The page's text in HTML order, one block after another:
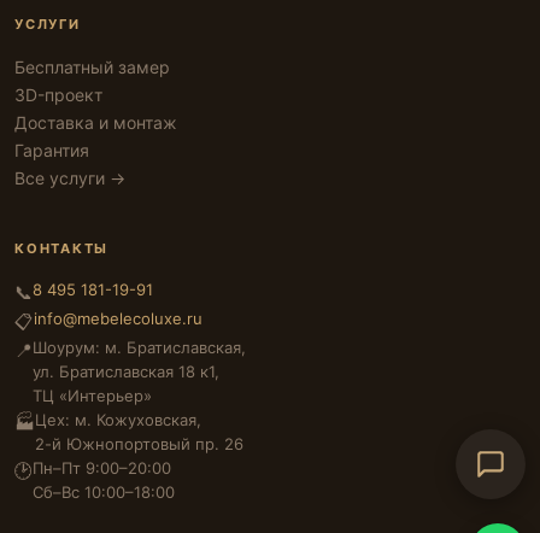
УСЛУГИ
Бесплатный замер
3D-проект
Доставка и монтаж
Гарантия
Все услуги →
КОНТАКТЫ
📞8 495 181-19-91
📋info@mebelecoluxe.ru
📍Шоурум: м. Братиславская,
ул. Братиславская 18 к1,
ТЦ «Интерьер»
🏭Цех: м. Кожуховская,
2-й Южнопортовый пр. 26
🕑Пн–Пт 9:00–20:00
Сб–Вс 10:00–18:00